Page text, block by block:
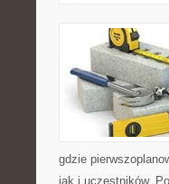
gdzie
jak i uczestników.